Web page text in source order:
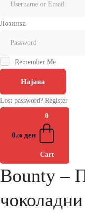
Лозинка
Remember Me
Најава
Lost password? Register
0,00 ден
0
Cart
Bounty –